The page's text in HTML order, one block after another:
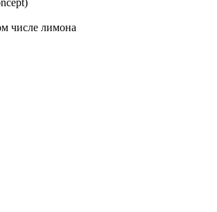
числе лимона